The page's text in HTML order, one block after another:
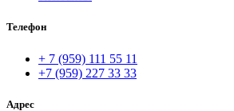
Телефон
+ 7 (959) 111 55 11
+7 (959) 227 33 33
Адрес